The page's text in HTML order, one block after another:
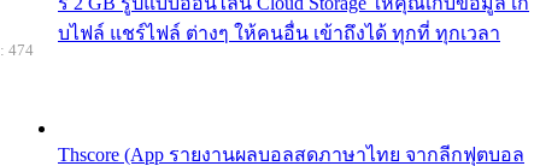
บไฟล์ แชร์ไฟล์ ต่างๆ ให้คนอื่น เข้าถึงได้ ทุกที่ ทุกเวลา
Thscore (App รายงานผลบอลสดภาษาไทย จากลีกฟุตบอล
474